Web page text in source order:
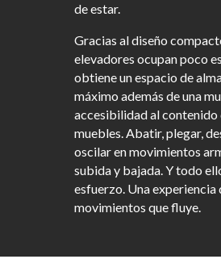
de estar.
Gracias al diseño
elevadores ocupan poco
obtiene un espacio de
máximo además de una
accesibilidad al contenido
muebles. Abatir, plegar,
oscilar en movimientos
subida y bajada. Y todo
esfuerzo. Una experiencia
movimientos que fluye.